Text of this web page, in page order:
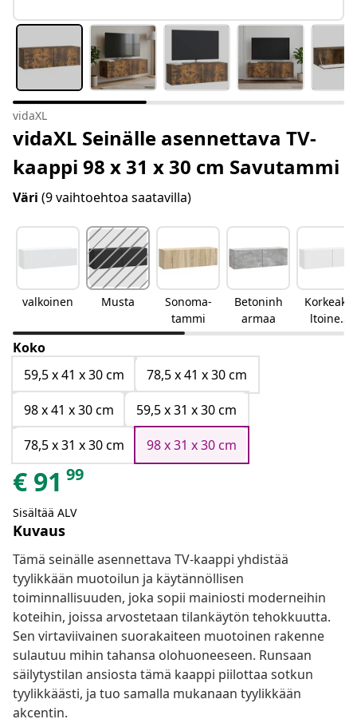
vidaXL
vidaXL Seinälle asennettava TV-
kaappi 98 x 31 x 30 cm Savutammi
Väri (9 vaihtoehtoa saatavilla)
valkoinen Musta
Sonoma-
tammi
Betoninh
armaa
Korkeakii
ltoinen
valkoinen
Koko
59,5 x 41 x 30 cm
78,5 x 41 x 30 cm
98 x 41 x 30 cm
59,5 x 31 x 30 cm
78,5 x 31 x 30 cm
98 x 31 x 30 cm
€ 91 99
Sisältää ALV
Kuvaus
Tämä seinälle asennettava TV-kaappi yhdistää
tyylikkään muotoilun ja käytännöllisen
toiminnallisuuden, joka sopii mainiosti moderneihin
koteihin, joissa arvostetaan tilankäytön tehokkuutta.
Sen virtaviivainen suorakaiteen muotoinen rakenne
sulautuu mihin tahansa olohuoneeseen. Runsaan
säilytystilan ansiosta tämä kaappi piilottaa sotkun
tyylikkäästi, ja tuo samalla mukanaan tyylikkään
akcentin.